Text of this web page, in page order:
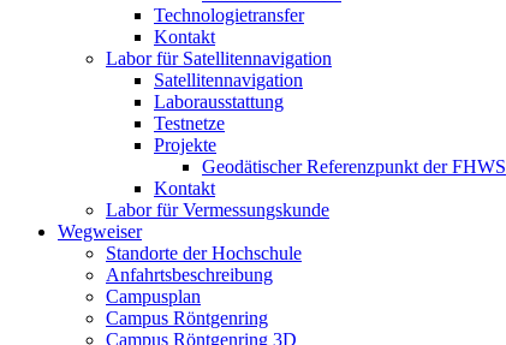
Technologietransfer
Kontakt
Labor für Satellitennavigation
Satellitennavigation
Laborausstattung
Testnetze
Projekte
Geodätischer Referenzpunkt der FHWS
Kontakt
Labor für Vermessungskunde
Wegweiser
Standorte der Hochschule
Anfahrtsbeschreibung
Campusplan
Campus Röntgenring
Campus Röntgenring 3D